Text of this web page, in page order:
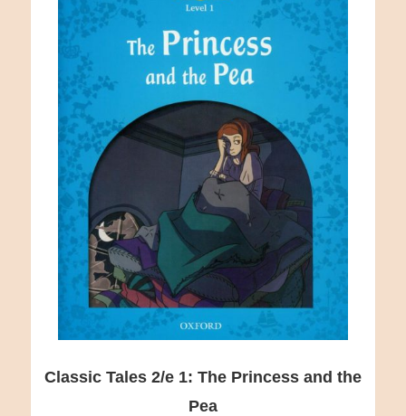
Classic Tales 2/e 1: The Princess and the
Pea